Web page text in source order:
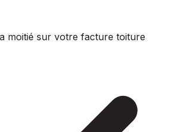
moitié sur votre facture toiture